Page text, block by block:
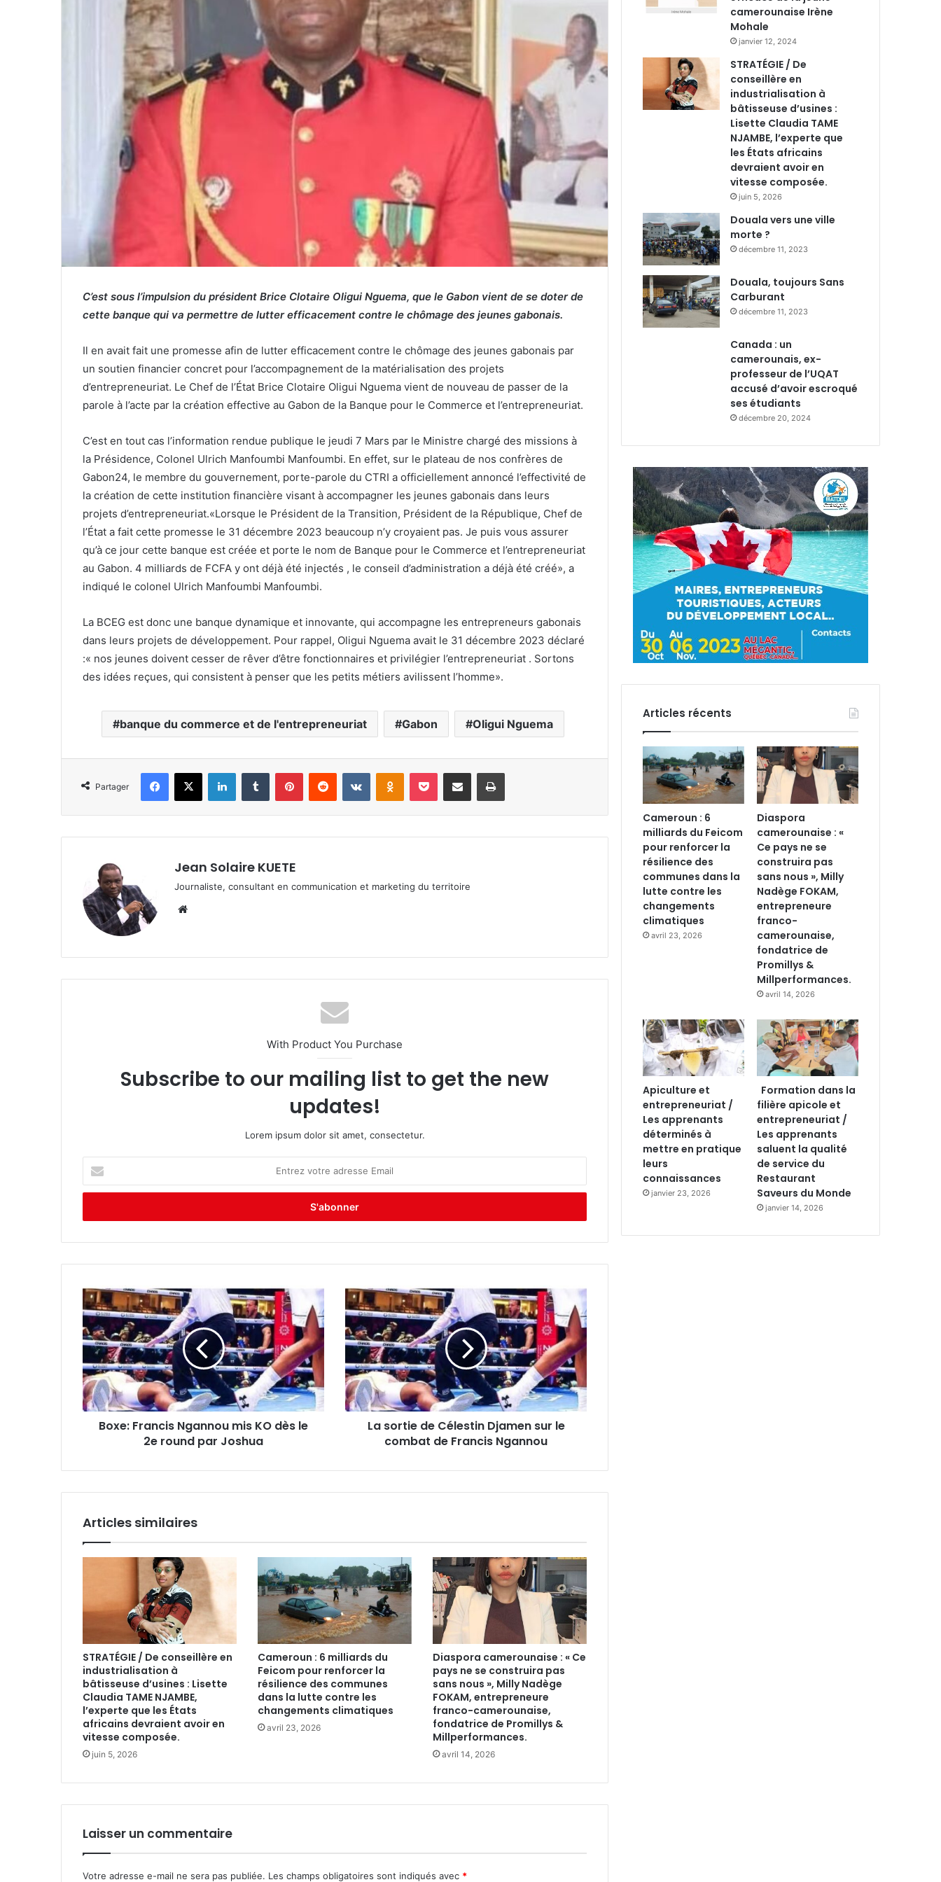
r
i
e
C’est sous l’impulsion du président Brice Clotaire Oligui Nguema, que le Gabon vient de se doter de
cette banque qui va permettre de lutter efficacement contre le chômage des jeunes gabonais.
Il en avait fait une promesse afin de lutter efficacement contre le chômage des jeunes gabonais par
un soutien financier concret pour l’accompagnement de la matérialisation des projets
d’entrepreneuriat. Le Chef de l’État Brice Clotaire Oligui Nguema vient de nouveau de passer de la
parole à l’acte par la création effective au Gabon de la Banque pour le Commerce et l’entrepreneuriat.
C’est en tout cas l’information rendue publique le jeudi 7 Mars par le Ministre chargé des missions à
la Présidence, Colonel Ulrich Manfoumbi Manfoumbi. En effet, sur le plateau de nos confrères de
Gabon24, le membre du gouvernement, porte-parole du CTRI a officiellement annoncé l’effectivité de
la création de cette institution financière visant à accompagner les jeunes gabonais dans leurs
projets d’entrepreneuriat.«Lorsque le Président de la Transition, Président de la République, Chef de
l’État a fait cette promesse le 31 décembre 2023 beaucoup n’y croyaient pas. Je puis vous assurer
qu’à ce jour cette banque est créée et porte le nom de Banque pour le Commerce et l’entrepreneuriat
au Gabon. 4 milliards de FCFA y ont déjà été injectés , le conseil d’administration a déjà été créé», a
indiqué le colonel Ulrich Manfoumbi Manfoumbi.
La BCEG est donc une banque dynamique et innovante, qui accompagne les entrepreneurs gabonais
dans leurs projets de développement. Pour rappel, Oligui Nguema avait le 31 décembre 2023 déclaré
:« nos jeunes doivent cesser de rêver d’être fonctionnaires et privilégier l’entrepreneuriat . Sortons
des idées reçues, qui consistent à penser que les petits métiers avilissent l’homme».
banque du commerce et de l'entrepreneuriat Gabon Oligui Nguema
Partager
Jean Solaire KUETE
Journaliste, consultant en communication et marketing du territoire
With Product You Purchase
Subscribe to our mailing list to get the new
updates!
Lorem ipsum dolor sit amet, consectetur.
t
e
o
r
e
a
d
e
s
s
e
i
Boxe: Francis Ngannou mis KO dès le
2e round par Joshua
La sortie de Célestin Djamen sur le
combat de Francis Ngannou
Articles similaires
STRATÉGIE / De conseillère en
industrialisation à
bâtisseuse d’usines : Lisette
Claudia TAME NJAMBE,
l’experte que les États
africains devraient avoir en
vitesse composée.
juin 5, 2026
Cameroun : 6 milliards du
Feicom pour renforcer la
résilience des communes
dans la lutte contre les
changements climatiques
avril 23, 2026
Diaspora camerounaise : « Ce
pays ne se construira pas
sans nous », Milly Nadège
FOKAM, entrepreneure
franco-camerounaise,
fondatrice de Promillys &
Millperformances.
avril 14, 2026
Laisser un commentaire
Votre adresse e-mail ne sera pas publiée. Les champs obligatoires sont indiqués avec *
camerounaise Irène
Mohale
janvier 12, 2024
STRATÉGIE / De
conseillère en
industrialisation à
bâtisseuse d’usines :
Lisette Claudia TAME
NJAMBE, l’experte que
les États africains
devraient avoir en
vitesse composée.
juin 5, 2026
Douala vers une ville
morte ?
décembre 11, 2023
Douala, toujours Sans
Carburant
décembre 11, 2023
Canada : un
camerounais, ex-
professeur de l’UQAT
accusé d’avoir escroqué
ses étudiants
décembre 20, 2024
Articles récents
Cameroun : 6
milliards du Feicom
pour renforcer la
résilience des
communes dans la
lutte contre les
changements
climatiques
avril 23, 2026
Diaspora
camerounaise : «
Ce pays ne se
construira pas
sans nous », Milly
Nadège FOKAM,
entrepreneure
franco-
camerounaise,
fondatrice de
Promillys &
Millperformances.
avril 14, 2026
Apiculture et
entrepreneuriat /
Les apprenants
déterminés à
mettre en pratique
leurs
connaissances
janvier 23, 2026
Formation dans la
filière apicole et
entrepreneuriat /
Les apprenants
saluent la qualité
de service du
Restaurant
Saveurs du Monde
janvier 14, 2026